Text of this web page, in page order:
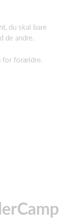
du skal bare
de andre.
for forældre.